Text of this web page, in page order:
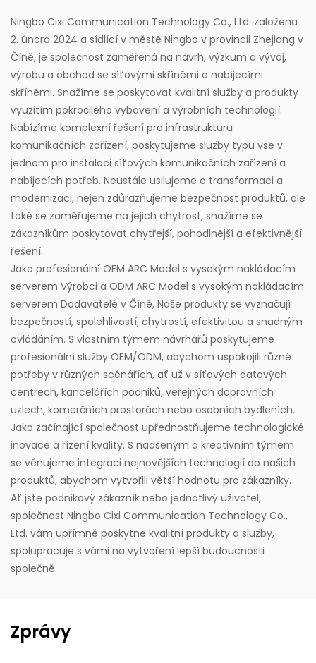
Ningbo Cixi Communication Technology Co., Ltd. založena
2. února 2024 a sídlící v městě Ningbo v provincii Zhejiang v
Číně, je společnost zaměřená na návrh, výzkum a vývoj,
výrobu a obchod se síťovými skříněmi a nabíjecími
skříněmi. Snažíme se poskytovat kvalitní služby a produkty
využitím pokročilého vybavení a výrobních technologií.
Nabízíme komplexní řešení pro infrastrukturu
komunikačních zařízení, poskytujeme služby typu vše v
jednom pro instalaci síťových komunikačních zařízení a
nabíjecích potřeb. Neustále usilujeme o transformaci a
modernizaci, nejen zdůrazňujeme bezpečnost produktů, ale
také se zaměřujeme na jejich chytrost, snažíme se
zákazníkům poskytovat chytřejší, pohodlnější a efektivnější
řešení.
Jako profesionální OEM ARC Model s vysokým nakládacím
serverem Výrobci a ODM ARC Model s vysokým nakládacím
serverem Dodavatelé v Číně, Naše produkty se vyznačují
bezpečností, spolehlivostí, chytrostí, efektivitou a snadným
ovládáním. S vlastním týmem návrhářů poskytujeme
profesionální služby OEM/ODM, abychom uspokojili různé
potřeby v různých scénářích, ať už v síťových datových
centrech, kancelářích podniků, veřejných dopravních
uzlech, komerčních prostorách nebo osobních bydleních.
Jako začínající společnost upřednostňujeme technologické
inovace a řízení kvality. S nadšeným a kreativním týmem
se věnujeme integraci nejnovějších technologií do našich
produktů, abychom vytvořili větší hodnotu pro zákazníky.
Ať jste podnikový zákazník nebo jednotlivý uživatel,
společnost Ningbo Cixi Communication Technology Co.,
Ltd. vám upřímně poskytne kvalitní produkty a služby,
spolupracuje s vámi na vytvoření lepší budoucnosti
společně.
Zprávy